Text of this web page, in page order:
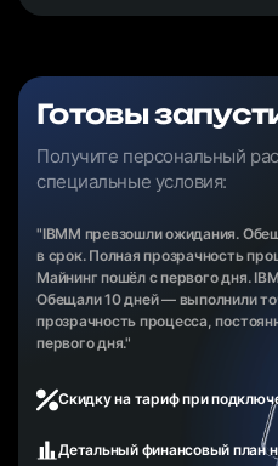
Готовы
Получите персональный
специальные условия:
"IBMM превзошли ожидания.
в срок. Полная прозрачность
Майнинг пошёл с первого дня.
Обещали 10 дней — выполнили
прозрачность процесса,
первого дня."
Скидку на тариф при
Детальный финансовый план